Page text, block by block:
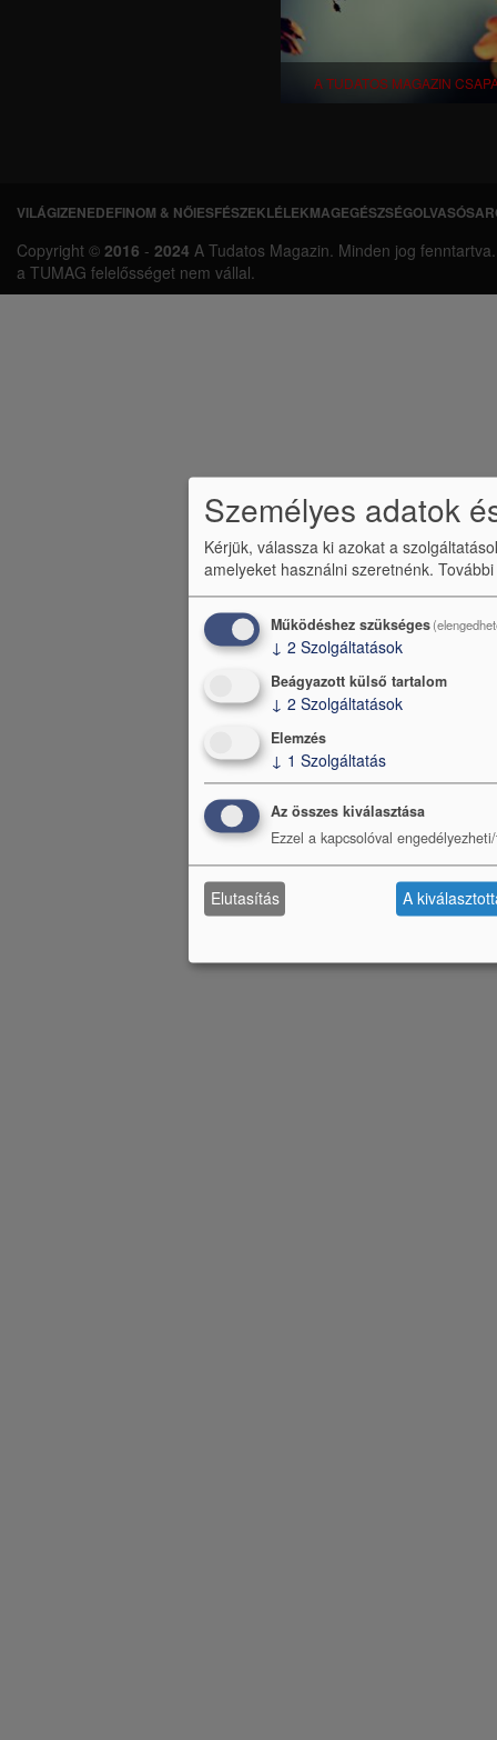
A TUDATOS MAGAZIN
L
á
VILÁGIZENEDEFINOM & NŐIESFÉSZEKLÉLEKMAGEGÉSZSÉG
Copyright © 2016 - 2024 A Tudatos Magazin. Minden jog
a TUMAG felelősséget nem vállal.
Személyes adatok
Kérjük, válassza ki azokat a
amelyeket használni szeretnénk.
Működéshez szükséges
↓ 2 Szolgáltatások
Beágyazott külső tartalom
↓ 2 Szolgáltatások
Elemzés
↓ 1 Szolgáltatás
Az összes kiválasztása
Ezzel a kapcsolóval
Elutasítás A